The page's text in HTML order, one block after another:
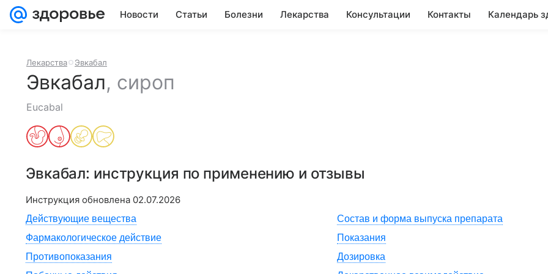
Новости Статьи Болезни Лекарства Консультации Контакты Календарь
Лекарства Эвкабал
Эвкабал, сироп
Eucabal
Эвкабал: инструкция по применению и отзывы
Инструкция обновлена 02.07.2026
Действующие вещества
Состав и форма выпуска препарата
Фармакологическое действие
Показания
Противопоказания
Дозировка